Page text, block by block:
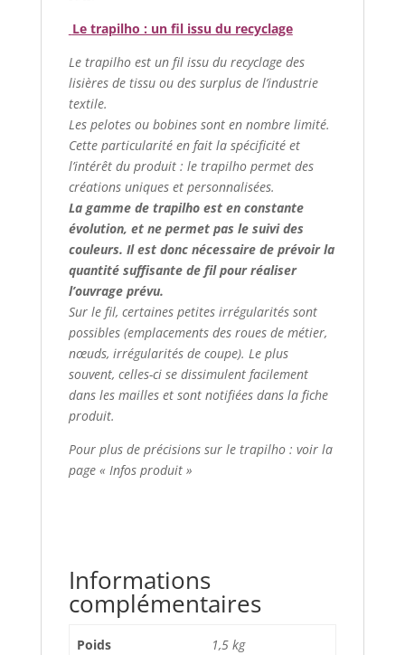
Le trapilho : un fil issu du recyclage
Le trapilho est un fil issu du recyclage des
lisières de tissu ou des surplus de l’industrie
textile.
Les pelotes ou bobines sont en nombre limité.
Cette particularité en fait la spécificité et
l’intérêt du produit : le trapilho permet des
créations uniques et personnalisées.
La gamme de trapilho est en constante
évolution, et ne permet pas le suivi des
couleurs. Il est donc nécessaire de prévoir la
quantité suffisante de fil pour réaliser
l’ouvrage prévu.
Sur le fil, certaines petites irrégularités sont
possibles (emplacements des roues de métier,
nœuds, irrégularités de coupe). Le plus
souvent, celles-ci se dissimulent facilement
dans les mailles et sont notifiées dans la fiche
produit.
Pour plus de précisions sur le trapilho : voir la
page « Infos produit »
Informations
complémentaires
Poids 1,5 kg